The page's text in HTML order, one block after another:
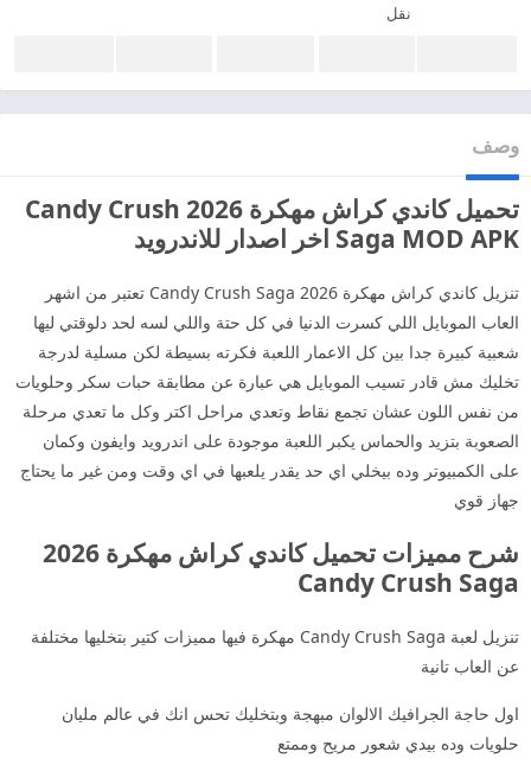
نقل
وصف
تحميل كاندي كراش مهكرة 2026 Candy Crush
Saga MOD APK اخر اصدار للاندرويد
تنزيل كاندي كراش مهكرة 2026 Candy Crush Saga تعتبر من اشهر
العاب الموبايل اللي كسرت الدنيا في كل حتة واللي لسه لحد دلوقتي ليها
شعبية كبيرة جدا بين كل الاعمار اللعبة فكرته بسيطة لكن مسلية لدرجة
تخليك مش قادر تسيب الموبايل هي عبارة عن مطابقة حبات سكر وحلويات
من نفس اللون عشان تجمع نقاط وتعدي مراحل اكتر وكل ما تعدي مرحلة
الصعوبة بتزيد والحماس يكبر اللعبة موجودة على اندرويد وايفون وكمان
على الكمبيوتر وده بيخلي اي حد يقدر يلعبها في اي وقت ومن غير ما يحتاج
جهاز قوي
شرح مميزات تحميل كاندي كراش مهكرة 2026
Candy Crush Saga
تنزيل لعبة Candy Crush Saga مهكرة فيها مميزات كتير بتخليها مختلفة
عن العاب تانية
اول حاجة الجرافيك الالوان مبهجة وبتخليك تحس انك في عالم مليان
حلويات وده بيدي شعور مريح وممتع